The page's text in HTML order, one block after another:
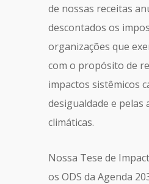
de nossas receitas
descontados os
organizações que
com o propósito de
impactos sistêmicos
desigualdade e pelas
climáticas.
Nossa Tese de
os ODS da Agenda